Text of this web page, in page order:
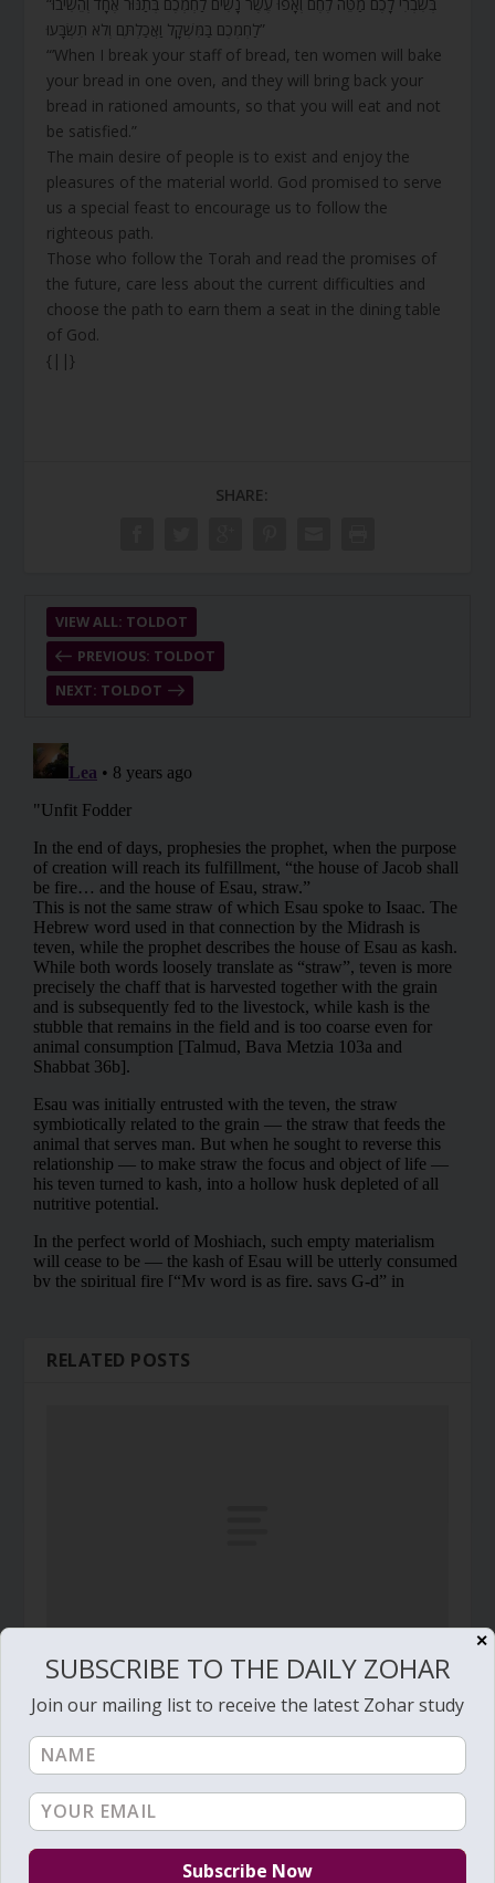
לַחְמְכֶם בַּמִּשְׁקָל וַאֲכַלְתֶּם וְלֹא תִשְׂבָּעוּ”
“’When I break your staff of bread, ten women will bake
your bread in one oven, and they will bring back your
bread in rationed amounts, so that you will eat and not
be satisfied.”
The main desire of people is to exist and enjoy the
pleasures of the material world. God promised to serve
us a special feast to encourage us to follow the
righteous path.
Those who follow the Torah and read the promises of
the future, care less about the current difficulties and
choose the path to earn them a seat in the dining table
of God.
{||}
SHARE:
PREVIOUS: TOLDOT
VIEW ALL: TOLDOT
NEXT: TOLDOT
RELATED POSTS
Daily Zohar # 1984 – Vayeshev – Bring Light to
the land
✕
SUBSCRIBE TO THE DAILY ZOHAR
Join our mailing list to receive the latest Zohar study